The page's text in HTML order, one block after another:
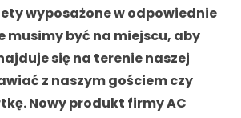
wyposażone w odpowiednie
musimy być na miejscu, aby
się na terenie naszej
z naszym gościem czy
Nowy produkt firmy AC